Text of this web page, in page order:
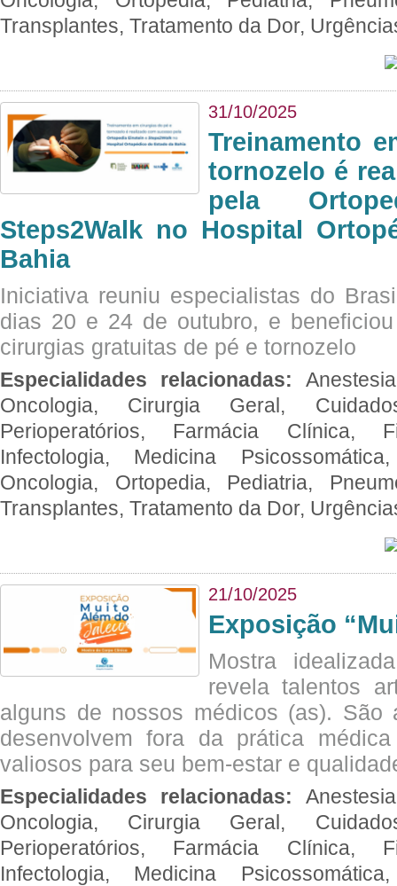
Transplantes, Tratamento da Dor,
31/10/2025
Treinamento
tornozelo é
pela
Steps2Walk no Hospital
Bahia
Iniciativa reuniu especialistas do
dias 20 e 24 de outubro, e
cirurgias gratuitas de pé e tornozelo
Especialidades relacionadas:
Oncologia, Cirurgia Geral,
Perioperatórios, Farmácia Clínica,
Infectologia, Medicina
Oncologia, Ortopedia, Pediatria,
Transplantes, Tratamento da Dor,
21/10/2025
Exposição
Mostra
revela talentos
alguns de nossos médicos (as). São
desenvolvem fora da prática
valiosos para seu bem-estar e
Especialidades relacionadas:
Oncologia, Cirurgia Geral,
Perioperatórios, Farmácia Clínica,
Infectologia, Medicina